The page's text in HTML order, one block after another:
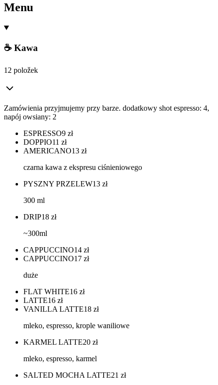
Menu
☕ Kawa
12 položek
Zamówienia przyjmujemy przy barze. dodatkowy shot espresso: 4,
napój owsiany: 2
ESPRESSO9 zł
DOPPIO11 zł
AMERICANO13 zł
czarna kawa z ekspresu ciśnieniowego
PYSZNY PRZELEW13 zł
300 ml
DRIP18 zł
~300ml
CAPPUCCINO14 zł
CAPPUCCINO17 zł
duże
FLAT WHITE16 zł
LATTE16 zł
VANILLA LATTE18 zł
mleko, espresso, krople waniliowe
KARMEL LATTE20 zł
mleko, espresso, karmel
SALTED MOCHA LATTE21 zł